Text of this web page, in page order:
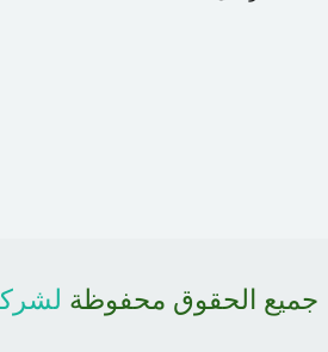
جميع الحقوق محفوظة